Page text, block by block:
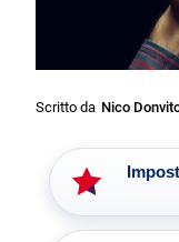
Scritto da Nico